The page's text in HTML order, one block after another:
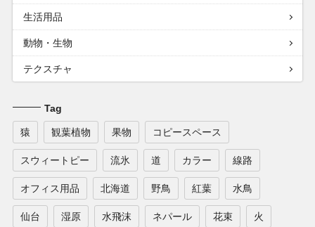
生活用品
動物・生物
テクスチャ
Tag
猿 観葉植物 果物 コピースペース
スウィートピー 流氷 道 カラー 線路
オフィス用品 北海道 野鳥 紅葉 水鳥
仙台 湿原 水飛沫 ネパール 花束 火